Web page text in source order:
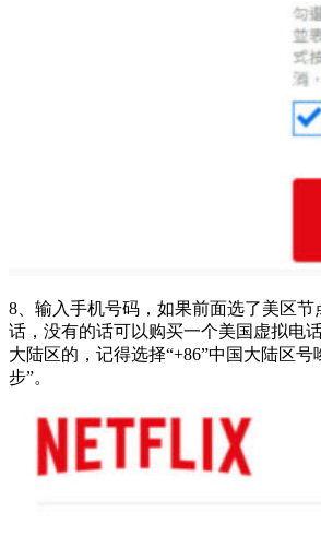
8、输入手机号码，如果前面选了美区
话，没有的话可以购买一个美国虚拟电
大陆区的，记得选择“+86”中国大陆区号
步”。